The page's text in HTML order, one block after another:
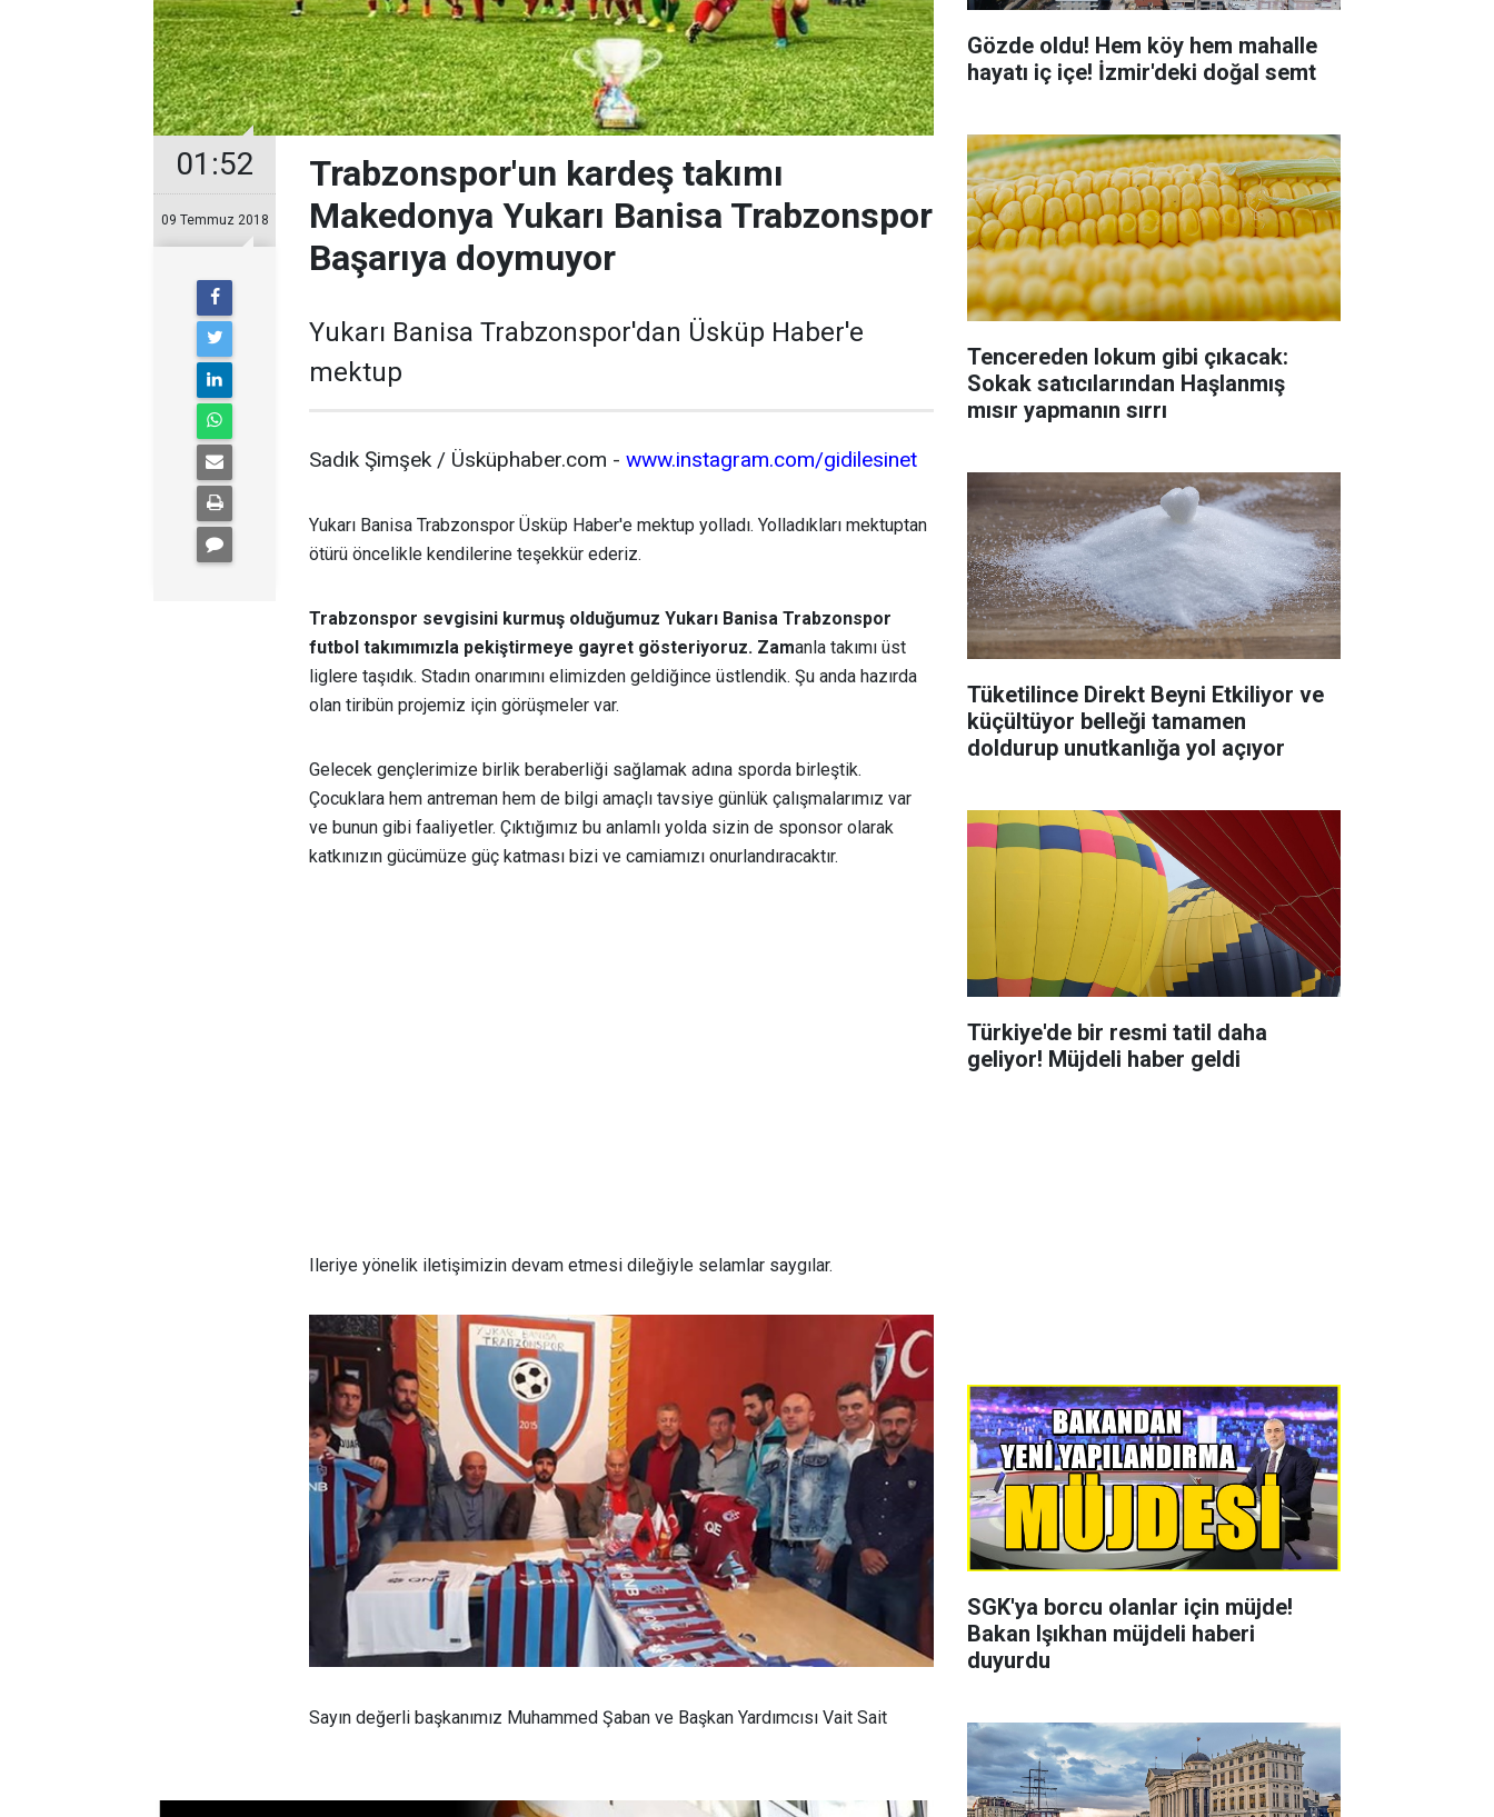
01:52
09 Temmuz 2018
Trabzonspor'un kardeş takımı
Makedonya Yukarı Banisa Trabzonspor
Başarıya doymuyor
Yukarı Banisa Trabzonspor'dan Üsküp Haber'e
mektup
Sadık Şimşek / Üsküphaber.com - www.instagram.com/gidilesinet
Yukarı Banisa Trabzonspor Üsküp Haber'e mektup yolladı. Yolladıkları mektuptan
ötürü öncelikle kendilerine teşekkür ederiz.
Trabzonspor sevgisini kurmuş olduğumuz Yukarı Banisa Trabzonspor
futbol takımımızla pekiştirmeye gayret gösteriyoruz. Zamanla takımı üst
liglere taşıdık. Stadın onarımını elimizden geldiğince üstlendik. Şu anda hazırda
olan tiribün projemiz için görüşmeler var.
Gelecek gençlerimize birlik beraberliği sağlamak adına sporda birleştik.
Çocuklara hem antreman hem de bilgi amaçlı tavsiye günlük çalışmalarımız var
ve bunun gibi faaliyetler. Çıktığımız bu anlamlı yolda sizin de sponsor olarak
katkınızın gücümüze güç katması bizi ve camiamızı onurlandıracaktır.
Ileriye yönelik iletişimizin devam etmesi dileğiyle selamlar saygılar.
Sayın değerli başkanımız Muhammed Şaban ve Başkan Yardımcısı Vait Sait
Gözde oldu! Hem köy hem mahalle
hayatı iç içe! İzmir'deki doğal semt
Tencereden lokum gibi çıkacak:
Sokak satıcılarından Haşlanmış
mısır yapmanın sırrı
Tüketilince Direkt Beyni Etkiliyor ve
küçültüyor belleği tamamen
doldurup unutkanlığa yol açıyor
Türkiye'de bir resmi tatil daha
geliyor! Müjdeli haber geldi
SGK'ya borcu olanlar için müjde!
Bakan Işıkhan müjdeli haberi
duyurdu